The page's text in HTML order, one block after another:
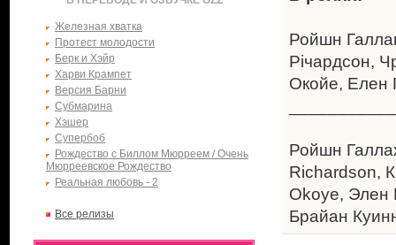
Железная хватка
Протест молодости
Берк и Хэйр
Харви Крампет
Версия Барни
Субмарина
Хэшер
Супербоб
Рождество с Биллом Мюрреем / Очень
Мюрреевское Рождество
Реальная любовь - 2
Все релизы
Ройшн
Річардсон,
Окойе, Елен
Ройшн
Richardson,
Okoye, Элен
Брайан